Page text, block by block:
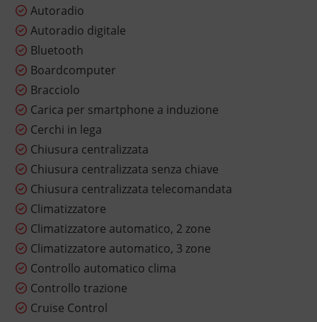
Autoradio
Autoradio digitale
Bluetooth
Boardcomputer
Bracciolo
Carica per smartphone a induzione
Cerchi in lega
Chiusura centralizzata
Chiusura centralizzata senza chiave
Chiusura centralizzata telecomandata
Climatizzatore
Climatizzatore automatico, 2 zone
Climatizzatore automatico, 3 zone
Controllo automatico clima
Controllo trazione
Cruise Control